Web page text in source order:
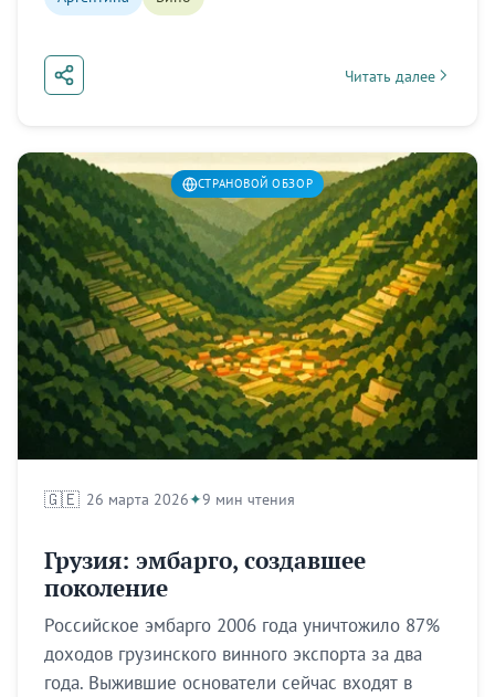
Читать далее
about
СТРАНОВОЙ ОБЗОР
🇬🇪 26 марта 2026 9 мин чтения
Грузия: эмбарго, создавшее
поколение
Российское эмбарго 2006 года уничтожило 87%
доходов грузинского винного экспорта за два
года. Выжившие основатели сейчас входят в